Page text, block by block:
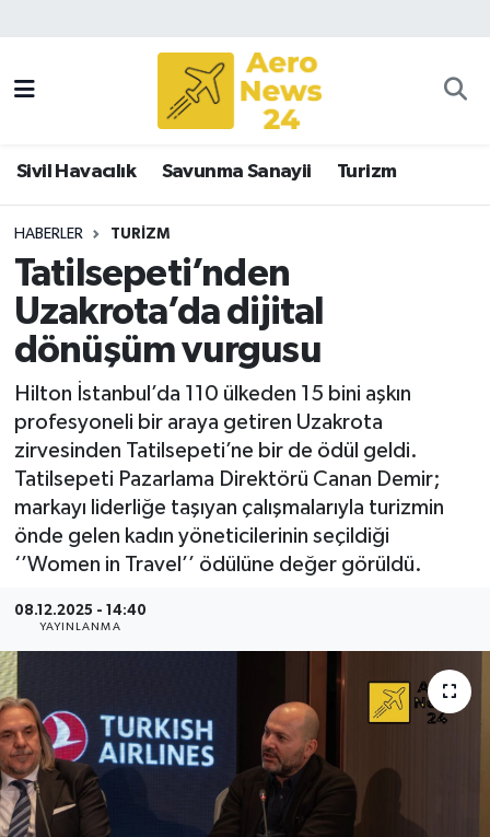
Sivil Havacılık Savunma Sanayii Turizm
HABERLER TURIZM
Tatilsepeti’nden
Uzakrota’da dijital
dönüşüm vurgusu
Hilton İstanbul’da 110 ülkeden 15 bini aşkın
profesyoneli bir araya getiren Uzakrota
zirvesinden Tatilsepeti’ne bir de ödül geldi.
Tatilsepeti Pazarlama Direktörü Canan Demir;
markayı liderliğe taşıyan çalışmalarıyla turizmin
önde gelen kadın yöneticilerinin seçildiği
‘’Women in Travel’’ ödülüne değer görüldü.
08.12.2025 - 14:40
YAYINLANMA